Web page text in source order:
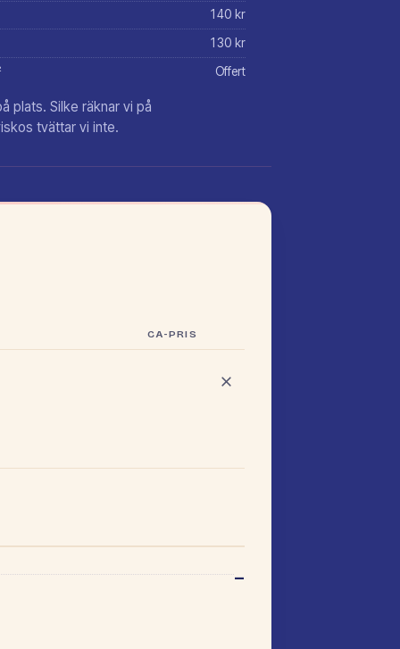
140 kr
130 kr
Offert
plats. Silke räknar vi på
tvättar vi inte.
CA-PRIS
–